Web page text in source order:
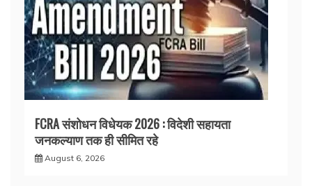
FCRA संशोधन विधेयक 2026 : विदेशी सहायता
जनकल्याण तक ही सीमित रहे
August 6, 2026